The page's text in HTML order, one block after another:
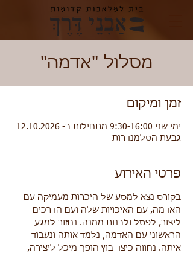
מסלול "אדמה"
זמן ומיקום
ימי שני 9:30-16:00 מתחילות ב- 12.10.2026
גבעת הסלמנדרות
פרטי האירוע
בקורס נצא למסע של היכרות מעמיקה עם
האדמה, עם האיכויות שלה ועם הדרכים
ליצור, לפסל ולבנות ממנה. נחזור למגע
הראשוני עם האדמה, נלמד אותה ונעבוד
איתה. נחווה כיצד בוץ הופך מיכל ליצירה,